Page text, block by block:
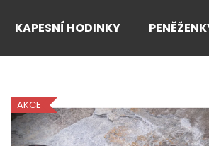
KAPESNÍ HODINKY
AKCE